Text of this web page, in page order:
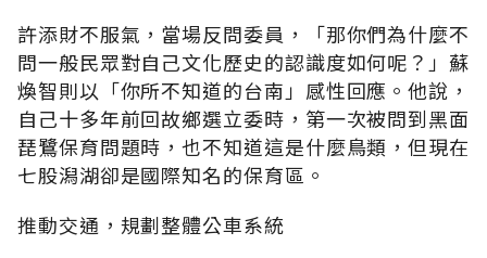
許添財不服氣，當場反問委員，「那你們為什麼不
問一般民眾對自己文化歷史的認識度如何呢？」蘇
煥智則以「你所不知道的台南」感性回應。他說，
自己十多年前回故鄉選立委時，第一次被問到黑面
琵鷺保育問題時，也不知道這是什麼鳥類，但現在
七股潟湖卻是國際知名的保育區。
推動交通，規劃整體公車系統